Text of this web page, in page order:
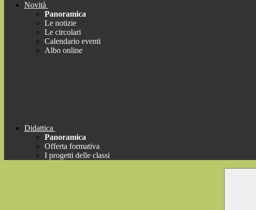
Novità
Panoramica
Le notizie
Le circolari
Calendario eventi
Albo online
Didattica
Panoramica
Offerta formativa
I progetti delle classi